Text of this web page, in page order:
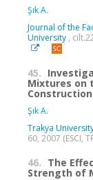
Şık A.
Journal of the
University ,
45.
Mixtures on
Şık A.
Trakya
60, 2007 (ESCI,
46. The
Strength of